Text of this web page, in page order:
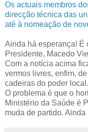
Os actuais membros
direcção técnica das
até à nomeação de
Ainda há esperança! É
Presidente, Macedo
Com a notícia acima
vermos livres, enfim,
cadeiras do poder local.
O problema é que o
Ministério da Saúde é
muda de partido. Ainda